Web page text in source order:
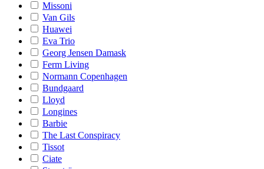
Missoni
Van Gils
Huawei
Eva Trio
Georg Jensen Damask
Ferm Living
Normann Copenhagen
Bundgaard
Lloyd
Longines
Barbie
The Last Conspiracy
Tissot
Ciate